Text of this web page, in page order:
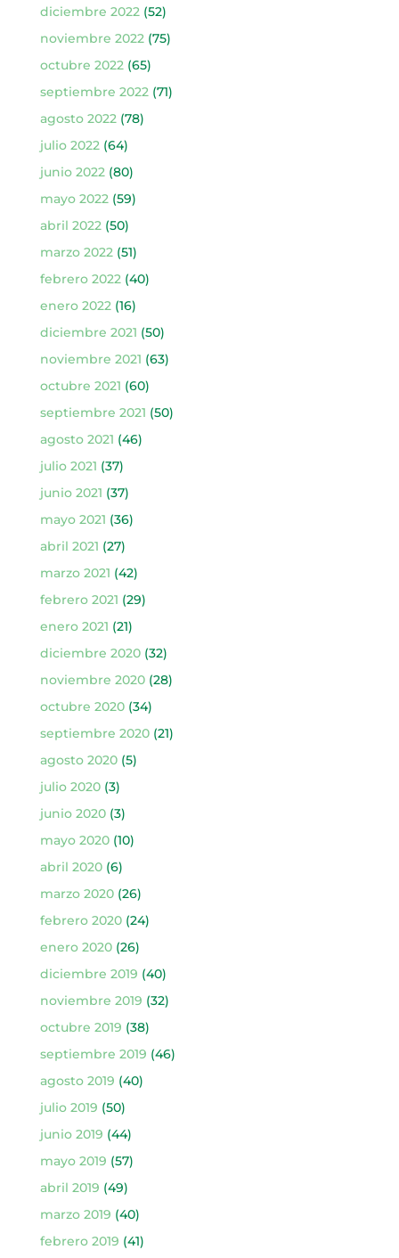
diciembre 2022 (52)
noviembre 2022 (75)
octubre 2022 (65)
septiembre 2022 (71)
agosto 2022 (78)
julio 2022 (64)
junio 2022 (80)
mayo 2022 (59)
abril 2022 (50)
marzo 2022 (51)
febrero 2022 (40)
enero 2022 (16)
diciembre 2021 (50)
noviembre 2021 (63)
octubre 2021 (60)
septiembre 2021 (50)
agosto 2021 (46)
julio 2021 (37)
junio 2021 (37)
mayo 2021 (36)
abril 2021 (27)
marzo 2021 (42)
febrero 2021 (29)
enero 2021 (21)
diciembre 2020(32)
noviembre 2020(28)
octubre 2020(34)
septiembre 2020(21)
agosto 2020(5)
julio 2020(3)
junio 2020(3)
mayo 2020(10)
abril 2020(6)
marzo 2020(26)
febrero 2020(24)
enero 2020(26)
diciembre 2019 (40)
noviembre 2019 (32)
octubre 2019 (38)
septiembre 2019 (46)
agosto 2019 (40)
julio 2019 (50)
junio 2019 (44)
mayo 2019 (57)
abril 2019 (49)
marzo 2019 (40)
febrero 2019 (41)